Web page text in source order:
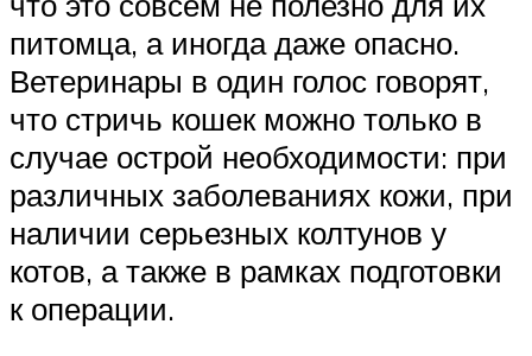
питомца, а иногда даже опасно.
Ветеринары в один голос говорят,
что стричь кошек можно только в
случае острой необходимости: при
различных заболеваниях кожи, при
наличии серьезных колтунов у
котов, а также в рамках подготовки
к операции.